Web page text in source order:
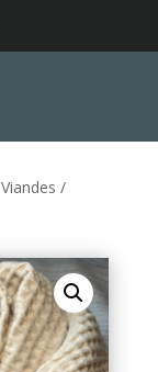
Viandes /